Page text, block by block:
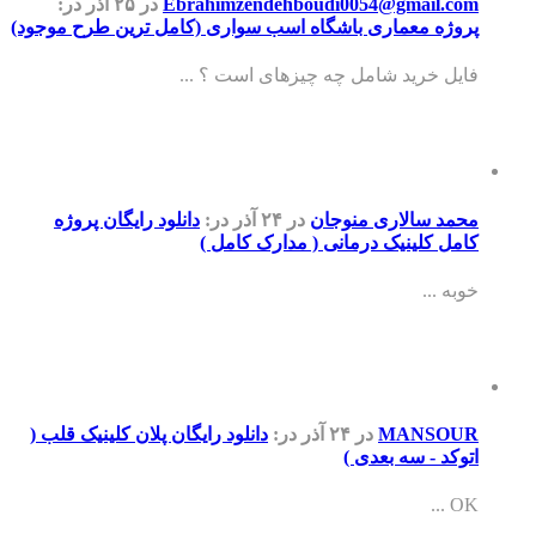
Ebrahimzendehboudi0054@gmail.com در ۲۵ آذر
در:
پروژه معماری باشگاه اسب سواری (کامل ترین طرح موجود)
فایل خرید شامل چه چیزهای است ؟ ...
محمد سالاری منوجان در ۲۴ آذر در: دانلود رایگان پروژه
کامل کلینیک درمانی ( مدارک کامل )
خوبه ...
MANSOUR در ۲۴ آذر در: دانلود رایگان پلان کلینیک قلب (
اتوکد - سه بعدی )
OK ...